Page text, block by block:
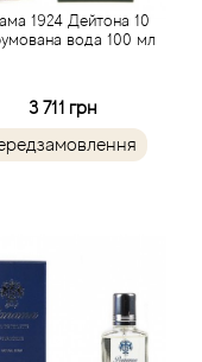
1924 Дейтона 10
вода 100 мл
3 711 грн